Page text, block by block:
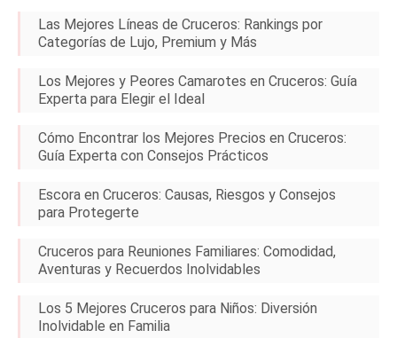
Las Mejores Líneas de Cruceros: Rankings por
Categorías de Lujo, Premium y Más
Los Mejores y Peores Camarotes en Cruceros: Guía
Experta para Elegir el Ideal
Cómo Encontrar los Mejores Precios en Cruceros:
Guía Experta con Consejos Prácticos
Escora en Cruceros: Causas, Riesgos y Consejos
para Protegerte
Cruceros para Reuniones Familiares: Comodidad,
Aventuras y Recuerdos Inolvidables
Los 5 Mejores Cruceros para Niños: Diversión
Inolvidable en Familia